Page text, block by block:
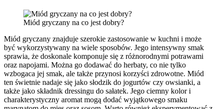
Miód gryczany na co jest dobry?
Miód gryczany znajduje szerokie zastosowanie w kuchni i może
być wykorzystywany na wiele sposobów. Jego intensywny smak
sprawia, że doskonale komponuje się z różnorodnymi potrawami
oraz napojami. Można go dodawać do herbaty, co nie tylko
wzbogaca jej smak, ale także przynosi korzyści zdrowotne. Miód
ten świetnie nadaje się jako słodzik do jogurtów czy owsianki, a
także jako składnik dressingu do sałatek. Jego ciemny kolor i
charakterystyczny aromat mogą dodać wyjątkowego smaku